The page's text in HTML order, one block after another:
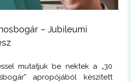
– Jubileumi
mutatjuk be nektek a „30
apropójából készített